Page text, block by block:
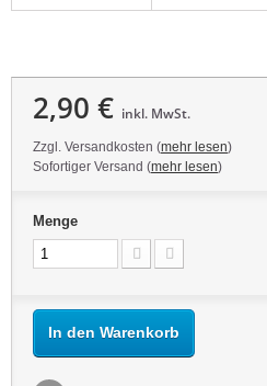
2,90 € inkl. MwSt.
Zzgl. Versandkosten (mehr lesen)
Sofortiger Versand (mehr lesen)
Menge
In den Warenkorb